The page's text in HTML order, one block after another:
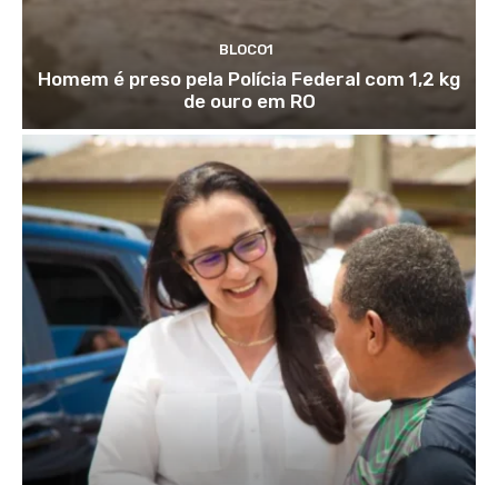
BLOCO1
Homem é preso pela Polícia Federal com 1,2 kg
de ouro em RO